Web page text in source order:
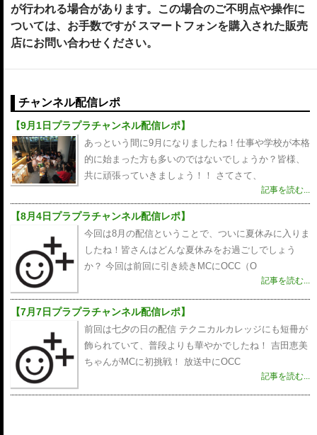
が行われる場合があります。この場合のご不明点や操作に
ついては、お手数ですが スマートフォンを購入された販売
店にお問い合わせください。
チャンネル配信レポ
【9月1日プラプラチャンネル配信レポ】
あっという間に9月になりましたね！仕事や学校が本格
的に始まった方も多いのではないでしょうか？皆様、
共に頑張っていきましょう！！ さてさて、
記事を読む...
【8月4日プラプラチャンネル配信レポ】
今回は8月の配信ということで、ついに夏休みに入りま
したね！皆さんはどんな夏休みをお過ごしでしょう
か？ 今回は前回に引き続きMCにOCC（O
記事を読む...
【7月7日プラプラチャンネル配信レポ】
前回は七夕の日の配信 テクニカルカレッジにも短冊が
飾られていて、普段よりも華やかでしたね！ 吉田恵美
ちゃんがMCに初挑戦！ 放送中にOCC
記事を読む...